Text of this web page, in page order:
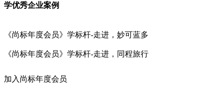
学优秀企业案例
《尚标年度会员》学标杆-走进，妙可蓝多
《尚标年度会员》学标杆-走进，同程旅行
加入尚标年度会员